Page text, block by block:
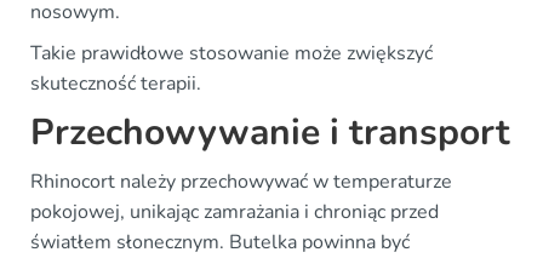
nosowym.
Takie prawidłowe stosowanie może zwiększyć
skuteczność terapii.
Przechowywanie i transport
Rhinocort należy przechowywać w temperaturze
pokojowej, unikając zamrażania i chroniąc przed
światłem słonecznym. Butelka powinna być